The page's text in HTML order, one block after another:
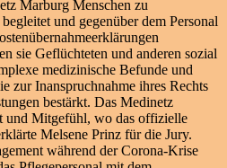
Marburg Menschen zu
und gegenüber dem Personal
sie Geflüchteten und anderen sozial
medizinische Befunde und
zur Inanspruchnahme ihres Rechts
bestärkt. Das Medinetz
und Mitgefühl, wo das offizielle
Melsene Prinz für die Jury.
während der Corona-Krise